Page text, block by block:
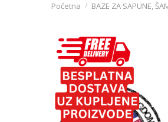
Početna BAZE ZA SAPUNE,